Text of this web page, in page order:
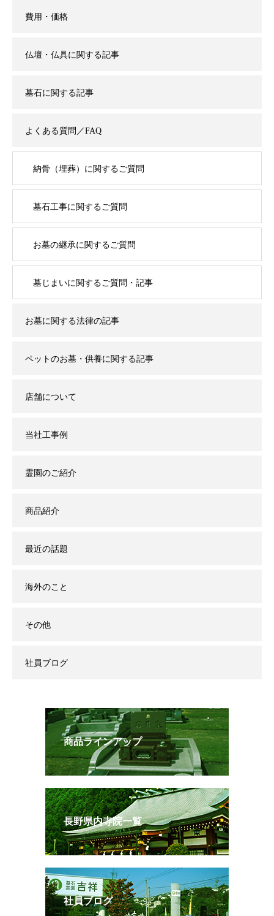
費用・価格
仏壇・仏具に関する記事
墓石に関する記事
よくある質問／FAQ
納骨（埋葬）に関するご質問
墓石工事に関するご質問
お墓の継承に関するご質問
墓じまいに関するご質問・記事
お墓に関する法律の記事
ペットのお墓・供養に関する記事
店舗について
当社工事例
霊園のご紹介
商品紹介
最近の話題
海外のこと
その他
社員ブログ
商品ラインアップ
長野県内寺院一覧
社員ブログ